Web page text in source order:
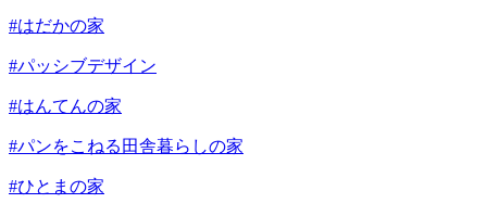
#はだかの家
#パッシブデザイン
#はんてんの家
#パンをこねる田舎暮らしの家
#ひとまの家